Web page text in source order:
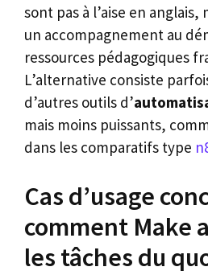
sont pas à l’aise en
un accompagnement au
ressources pédagogiques
L’alternative consiste
d’autres outils d’
mais moins puissants,
dans les comparatifs type
Cas d’usage
comment Make
les tâches du